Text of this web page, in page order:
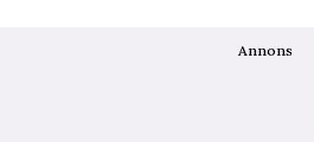
Annons